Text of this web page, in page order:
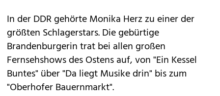
In der DDR gehörte Monika Herz zu einer der
größten Schlagerstars. Die gebürtige
Brandenburgerin trat bei allen großen
Fernsehshows des Ostens auf, von "Ein Kessel
Buntes" über "Da liegt Musike drin" bis zum
"Oberhofer Bauernmarkt".